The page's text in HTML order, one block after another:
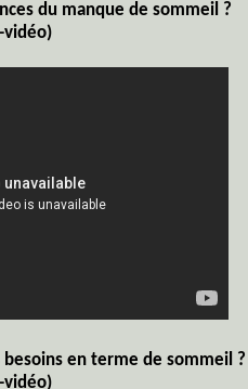
du manque de sommeil ?
vidéo)
en terme de sommeil ?
vidéo)